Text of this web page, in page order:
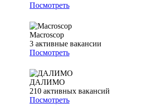
Посмотреть
Macroscop
3 активные вакансии
Посмотреть
ДАЛИМО
210 активных вакансий
Посмотреть